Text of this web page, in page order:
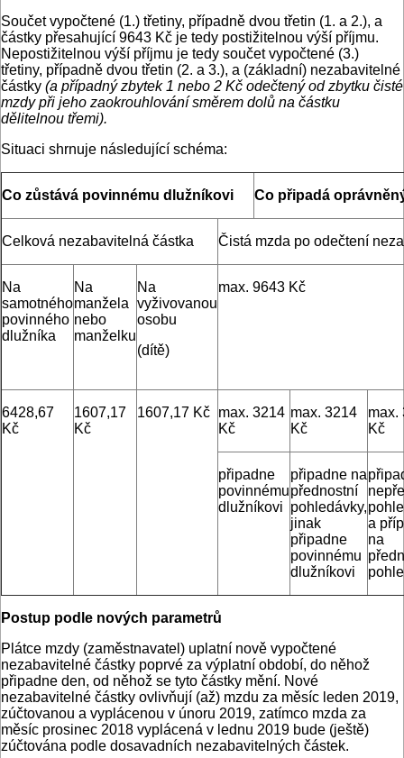
Součet vypočtené (1.) třetiny, případně dvou třetin (1. a 2.), a
částky přesahující 9643 Kč je tedy postižitelnou výší příjmu.
Nepostižitelnou výší příjmu je tedy součet vypočtené (3.)
třetiny, případně dvou třetin (2. a 3.), a (základní) nezabavitelné
částky (a případný zbytek 1 nebo 2 Kč odečtený od zbytku čisté
mzdy při jeho zaokrouhlování směrem dolů na částku
dělitelnou třemi).
Situaci shrnuje následující schéma:
Co zůstává povinnému dlužníkovi Co připadá
Celková nezabavitelná částka Čistá mzda po odečtení
Na
samotného
povinného
dlužníka
Na
manžela
nebo
manželku
Na
vyživovanou
osobu
(dítě)
max. 9643 Kč
6428,67
Kč
1607,17
Kč
1607,17 Kč max. 3214
Kč
max. 3214
Kč
max.
Kč
připadne
povinnému
dlužníkovi
připadne na
přednostní
pohledávky,
jinak
připadne
povinnému
dlužníkovi
a
na
Postup podle nových parametrů
Plátce mzdy (zaměstnavatel) uplatní nově vypočtené
nezabavitelné částky poprvé za výplatní období, do něhož
připadne den, od něhož se tyto částky mění. Nové
nezabavitelné částky ovlivňují (až) mzdu za měsíc leden 2019,
zúčtovanou a vyplácenou v únoru 2019, zatímco mzda za
měsíc prosinec 2018 vyplácená v lednu 2019 bude (ještě)
zúčtována podle dosavadních nezabavitelných částek.